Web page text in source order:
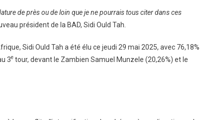
de près ou de loin que je ne pourrais tous citer dans ces
président de la BAD, Sidi Ould Tah.
Sidi Ould Tah a été élu ce jeudi 29 mai 2025, avec 76,18%
3e tour, devant le Zambien Samuel Munzele (20,26%) et le